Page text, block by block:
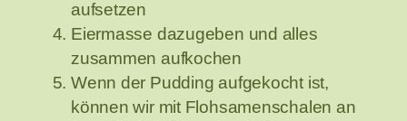
aufsetzen
Eiermasse dazugeben und alles
zusammen aufkochen
Wenn der Pudding aufgekocht ist,
können wir mit Flohsamenschalen an